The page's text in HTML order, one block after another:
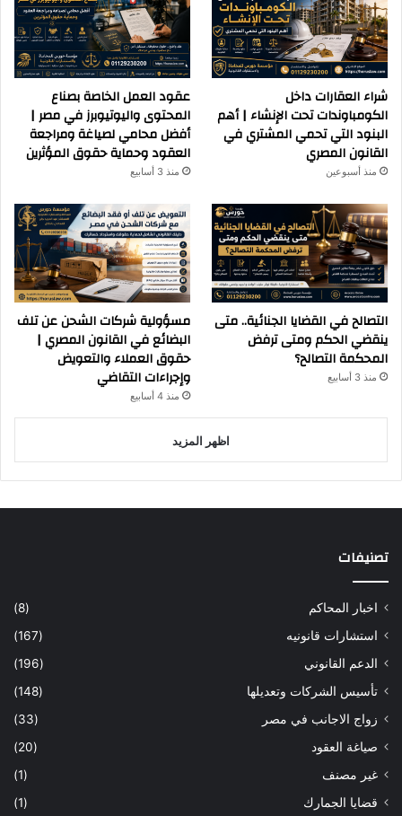
شراء العقارات داخل
الكومباوندات تحت الإنشاء | أهم
البنود التي تحمي المشتري في
القانون المصري
منذ أسبوعين
عقود العمل الخاصة بصناع
المحتوى واليوتيوبرز في مصر |
أفضل محامي لصياغة ومراجعة
العقود وحماية حقوق المؤثرين
منذ 3 أسابيع
التصالح في القضايا الجنائية.. متى
ينقضي الحكم ومتى ترفض
المحكمة التصالح؟
منذ 3 أسابيع
مسؤولية شركات الشحن عن تلف
البضائع في القانون المصري |
حقوق العملاء والتعويض
وإجراءات التقاضي
منذ 4 أسابيع
اظهر المزيد
تصنيفات
اخبار المحاكم
(8)
استشارات قانونيه
(167)
الدعم القانوني
(196)
تأسيس الشركات وتعديلها
(148)
زواج الاجانب في مصر
(33)
صياغة العقود
(20)
غير مصنف
(1)
قضايا الجمارك
(1)